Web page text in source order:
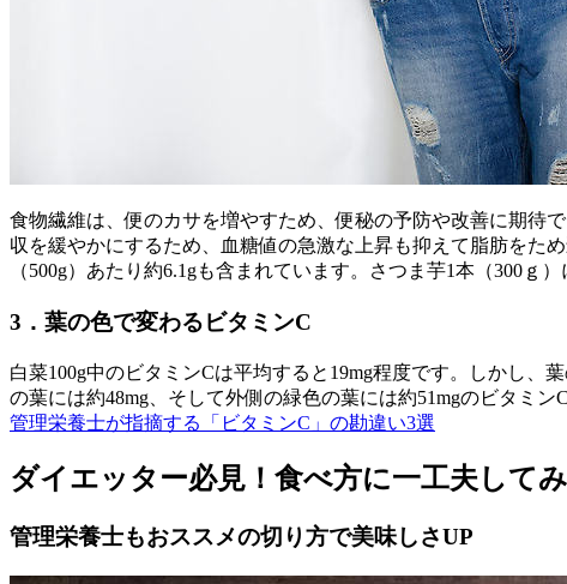
食物繊維は、便のカサを増やすため、便秘の予防や改善に期待
収を緩やかにするため、血糖値の急激な上昇も抑えて脂肪をた
（500g）あたり約6.1gも含まれています。さつま芋1本（300
3．葉の色で変わるビタミンC
白菜100g中のビタミンCは平均すると19mg程度です。しかし、
の葉には約48mg、そして外側の緑色の葉には約51mgのビタミ
管理栄養士が指摘する「ビタミンC」の勘違い3選
ダイエッター必見！食べ方に一工夫してみ
管理栄養士もおススメの切り方で美味しさUP